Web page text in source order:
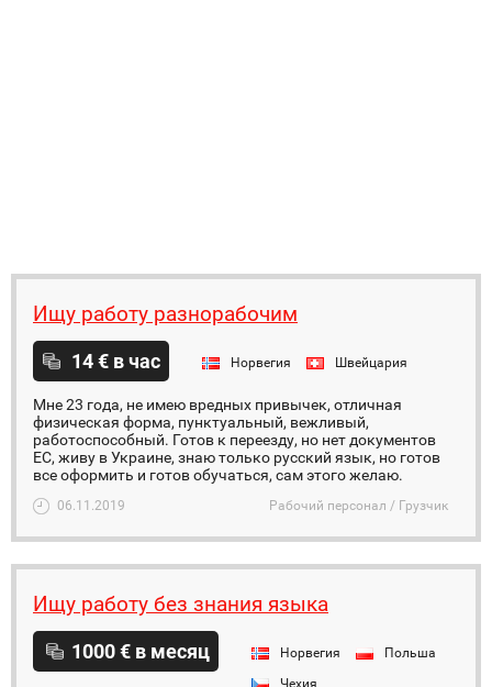
Ищу работу разнорабочим
14 € в час Норвегия Швейцария
Мне 23 года, не имею вредных привычек, отличная
физическая форма, пунктуальный, вежливый,
работоспособный. Готов к переезду, но нет документов
ЕС, живу в Украине, знаю только русский язык, но готов
все оформить и готов обучаться, сам этого желаю.
06.11.2019 Рабочий персонал / Грузчик
Ищу работу без знания языка
1000 € в месяц Норвегия
Польша
Чехия